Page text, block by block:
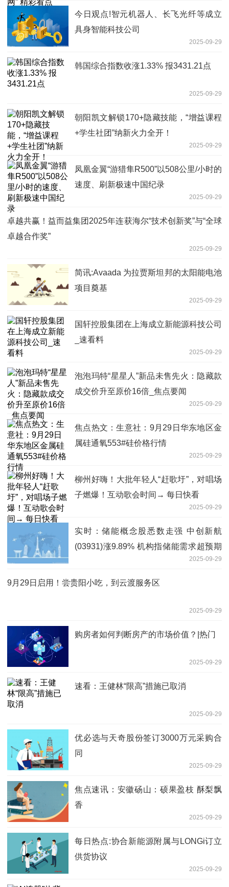
今日观点!智元机器人、长飞光纤等成立
具身智能科技公司
2025-09-29
韩国综合指数收涨1.33% 报3431.21点
2025-09-29
朝阳凯文解锁170+隐藏技能，“增益课程
+学生社团”纳新火力全开！
2025-09-29
凤凰金翼“游猎隼R500”以508公里/小时的
速度、刷新极速中国纪录
2025-09-29
卓越共赢！益而益集团2025年连获海尔“技术创新奖”与“全球
卓越合作奖”
2025-09-29
简讯:Avaada 为拉贾斯坦邦的太阳能电池
项目奠基
2025-09-29
国轩控股集团在上海成立新能源科技公司
_速看料
2025-09-29
泡泡玛特“星星人”新品未售先火：隐藏款
成交价升至原价16倍_焦点要闻
2025-09-29
焦点热文：生意社：9月29日华东地区金
属硅通氧553#硅价格行情
2025-09-29
柳州好嗨！大批年轻人“赶歌圩”，对唱场
子燃爆！互动歌会时间→ 每日快看
2025-09-29
实时：储能概念股悉数走强 中创新航
(03931)涨9.89% 机构指储能需求超预期
带来的产业链量利齐升逻辑持续兑现2025-09-29
9月29日启用！尝贵阳小吃，到云渡服务区
2025-09-29
购房者如何判断房产的市场价值？|热门
2025-09-29
速看：王健林“限高”措施已取消
2025-09-29
优必选与天奇股份签订3000万元采购合
同
2025-09-29
焦点速讯：安徽砀山：硕果盈枝 酥梨飘
香
2025-09-29
每日热点:协合新能源附属与LONGi订立
供货协议
2025-09-29